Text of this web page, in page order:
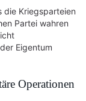
die Kriegsparteien
Partei wahren
Eigentum
Operationen